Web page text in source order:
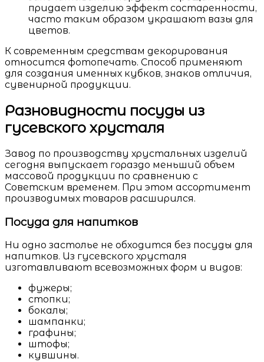
придает изделию эффект состаренности,
часто таким образом украшают вазы для
цветов.
К современным средствам декорирования
относится фотопечать. Способ применяют
для создания именных кубков, знаков отличия,
сувенирной продукции.
Разновидности посуды из
гусевского хрусталя
Завод по производству хрустальных изделий
сегодня выпускает гораздо меньший объем
массовой продукции по сравнению с
Советским временем. При этом ассортимент
производимых товаров расширился.
Посуда для напитков
Ни одно застолье не обходится без посуды для
напитков. Из гусевского хрусталя
изготавливают всевозможных форм и видов:
фужеры;
стопки;
бокалы;
шампанки;
графины;
штофы;
кувшины.